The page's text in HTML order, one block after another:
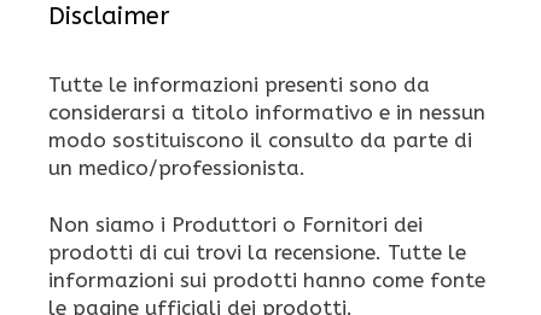
Disclaimer
Tutte le informazioni presenti sono da
considerarsi a titolo informativo e in nessun
modo sostituiscono il consulto da parte di
un medico/professionista.
Non siamo i Produttori o Fornitori dei
prodotti di cui trovi la recensione. Tutte le
informazioni sui prodotti hanno come fonte
le pagine ufficiali dei prodotti.